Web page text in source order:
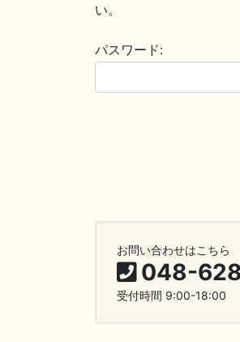
い。
パスワード:
お問い合わせはこちら
048-
受付時間 9:00-18:00